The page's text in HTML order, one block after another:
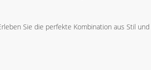
Sie die perfekte Kombination aus Stil